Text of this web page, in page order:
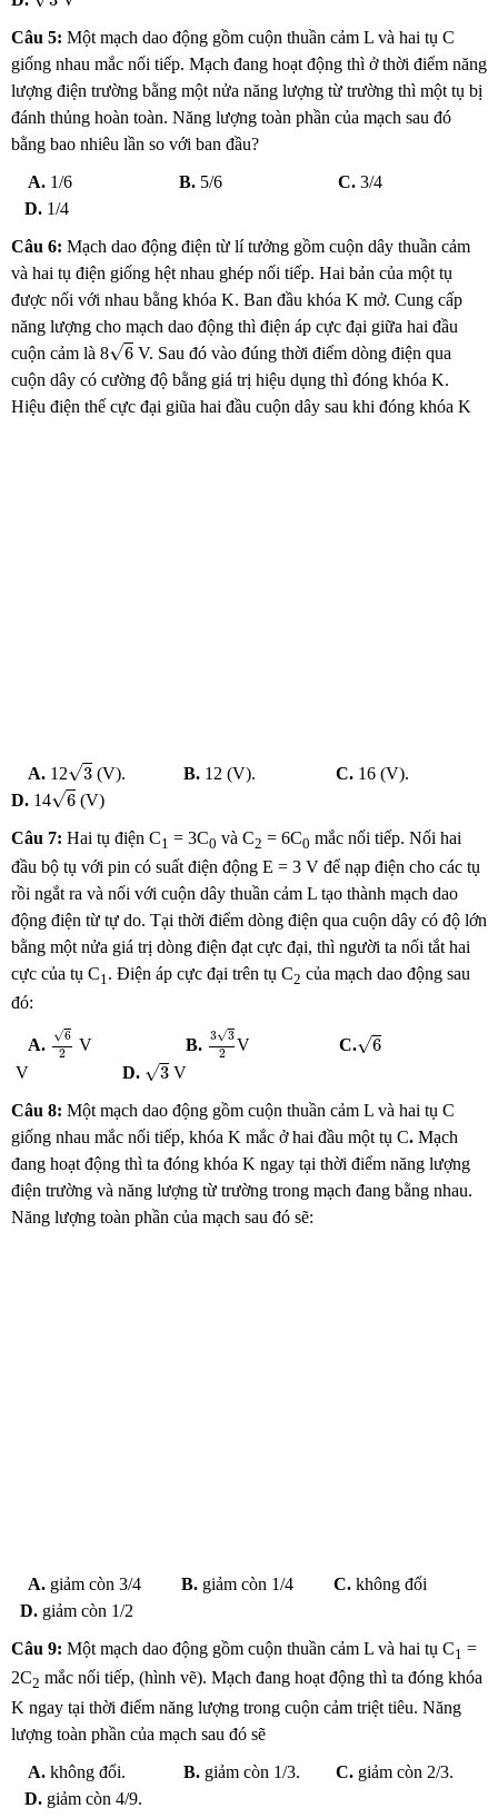
Câu 5: Một mạch dao động gồm cuộn thuần cảm L và hai tụ C
giống nhau mắc nối tiếp. Mạch đang hoạt động thì ở thời điểm năng
lượng điện trường bằng một nửa năng lượng từ trường thì một tụ bị
đánh thủng hoàn toàn. Năng lượng toàn phần của mạch sau đó
bằng bao nhiêu lần so với ban đầu?
A. 1/6 B. 5/6 C. 3/4
D. 1/4
Câu 6: Mạch dao động điện từ lí tưởng gồm cuộn dây thuần cảm
và hai tụ điện giống hệt nhau ghép nối tiếp. Hai bản của một tụ
được nối với nhau bằng khóa K. Ban đầu khóa K mở. Cung cấp
năng lượng cho mạch dao động thì điện áp cực đại giữa hai đầu
cuộn cảm là 8√6 V. Sau đó vào đúng thời điểm dòng điện qua
cuộn dây có cường độ bằng giá trị hiệu dụng thì đóng khóa K.
Hiệu điện thế cực đại giũa hai đầu cuộn dây sau khi đóng khóa K
A. 12√3 (V). B. 12 (V). C. 16 (V).
D. 14√6 (V)
Câu 7: Hai tụ điện C1 = 3C0 và C2 = 6C0 mắc nối tiếp. Nối hai
đầu bộ tụ với pin có suất điện động E = 3 V để nạp điện cho các tụ
rồi ngắt ra và nối với cuộn dây thuần cảm L tạo thành mạch dao
động điện từ tự do. Tại thời điểm dòng điện qua cuộn dây có độ lớn
bằng một nửa giá trị dòng điện đạt cực đại, thì người ta nối tắt hai
cực của tụ C1 . Điện áp cực đại trên tụ C2 của mạch dao động sau
đó:
A.
√6
2
2
V B. 3√3
2
33 2
V C.√6
V D. √3 V
Câu 8: Một mạch dao động gồm cuộn thuần cảm L và hai tụ C
giống nhau mắc nối tiếp, khóa K mắc ở hai đầu một tụ C. Mạch
đang hoạt động thì ta đóng khóa K ngay tại thời điểm năng lượng
điện trường và năng lượng từ trường trong mạch đang bằng nhau.
Năng lượng toàn phần của mạch sau đó sẽ:
A. giảm còn 3/4 B. giảm còn 1/4 C. không đổi
D. giảm còn 1/2
Câu 9: Một mạch dao động gồm cuộn thuần cảm L và hai tụ C1 =
2C2 mắc nối tiếp, (hình vẽ). Mạch đang hoạt động thì ta đóng khóa
K ngay tại thời điểm năng lượng trong cuộn cảm triệt tiêu. Năng
lượng toàn phần của mạch sau đó sẽ
A. không đổi. B. giảm còn 1/3. C. giảm còn 2/3.
D. giảm còn 4/9.